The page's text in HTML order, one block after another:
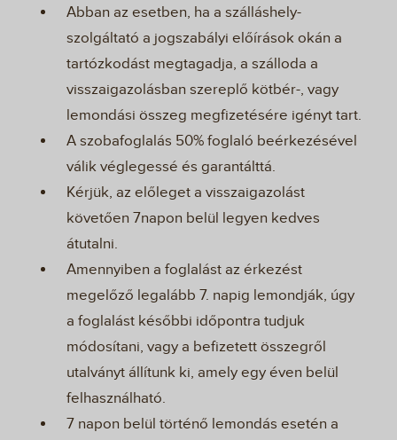
Abban az esetben, ha a szálláshely-
szolgáltató a jogszabályi előírások okán a
tartózkodást megtagadja, a szálloda a
visszaigazolásban szereplő kötbér-, vagy
lemondási összeg megfizetésére igényt tart.
A szobafoglalás 50% foglaló beérkezésével
válik véglegessé és garantálttá.
Kérjük, az előleget a visszaigazolást
követően 7napon belül legyen kedves
átutalni.
Amennyiben a foglalást az érkezést
megelőző legalább 7. napig lemondják, úgy
a foglalást későbbi időpontra tudjuk
módosítani, vagy a befizetett összegről
utalványt állítunk ki, amely egy éven belül
felhasználható.
7 napon belül történő lemondás esetén a